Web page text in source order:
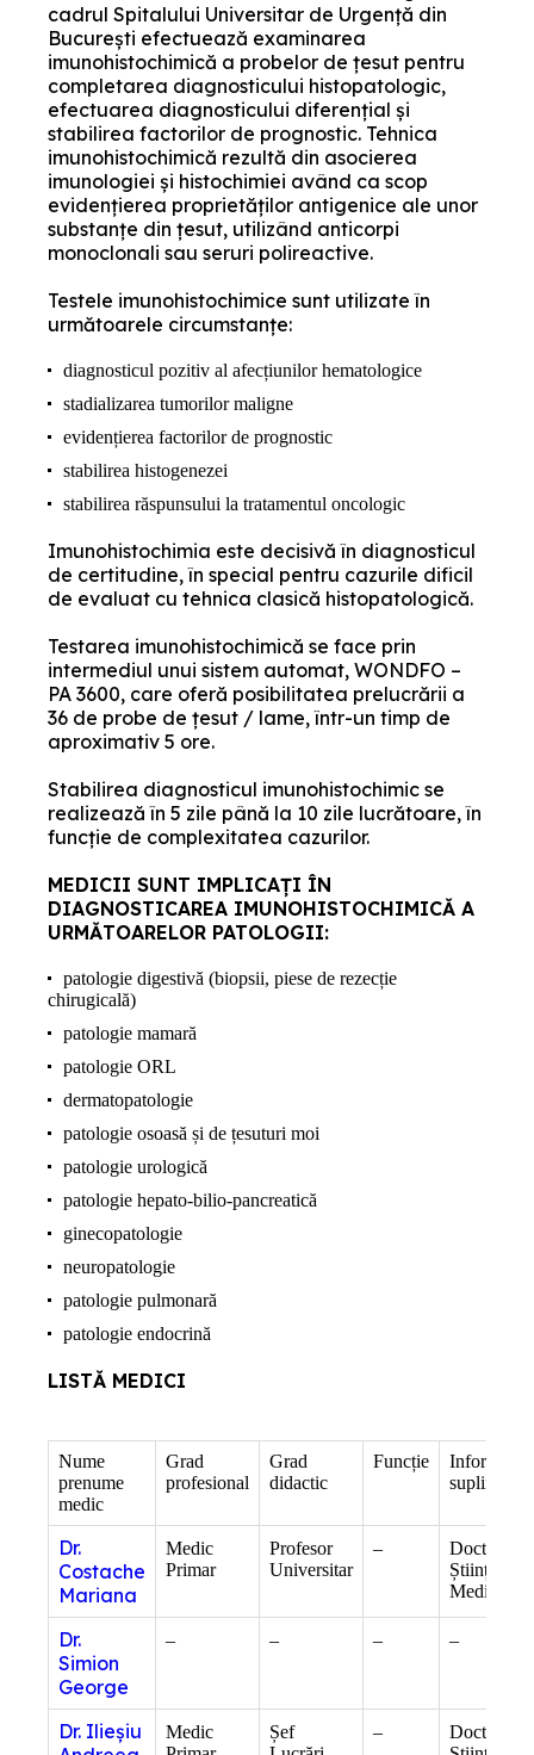
cadrul Spitalului Universitar de Urgență din
București efectuează examinarea
imunohistochimică a probelor de țesut pentru
completarea diagnosticului histopatologic,
efectuarea diagnosticului diferențial și
stabilirea factorilor de prognostic. Tehnica
imunohistochimică rezultă din asocierea
imunologiei și histochimiei având ca scop
evidențierea proprietăților antigenice ale unor
substanțe din țesut, utilizând anticorpi
monoclonali sau seruri polireactive.
Testele imunohistochimice sunt utilizate în
următoarele circumstanțe:
diagnosticul pozitiv al afecțiunilor hematologice
stadializarea tumorilor maligne
evidențierea factorilor de prognostic
stabilirea histogenezei
stabilirea răspunsului la tratamentul oncologic
Imunohistochimia este decisivă în diagnosticul
de certitudine, în special pentru cazurile dificil
de evaluat cu tehnica clasică histopatologică.
Testarea imunohistochimică se face prin
intermediul unui sistem automat, WONDFO –
PA 3600, care oferă posibilitatea prelucrării a
36 de probe de țesut / lame, într-un timp de
aproximativ 5 ore.
Stabilirea diagnosticul imunohistochimic se
realizează în 5 zile până la 10 zile lucrătoare, în
funcție de complexitatea cazurilor.
MEDICII SUNT IMPLICAȚI ÎN
DIAGNOSTICAREA IMUNOHISTOCHIMICĂ A
URMĂTOARELOR PATOLOGII:
patologie digestivă (biopsii, piese de rezecție
chirugicală)
patologie mamară
patologie ORL
dermatopatologie
patologie osoasă și de țesuturi moi
patologie urologică
patologie hepato-bilio-pancreatică
ginecopatologie
neuropatologie
patologie pulmonară
patologie endocrină
LISTĂ MEDICI
Nume
prenume
medic
Grad
profesional
Grad
didactic
Funcție
Informații
Dr.
Costache
Mariana
Medic
Primar
Profesor
Universitar
–
Doctor în
Științe
Medicale
Dr.
Simion
George
– – – –
Dr. Ilieșiu
Medic
Șef
–
Doctor în